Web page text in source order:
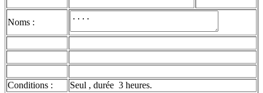
Noms :
Conditions :
Seul , durée 3 heures.